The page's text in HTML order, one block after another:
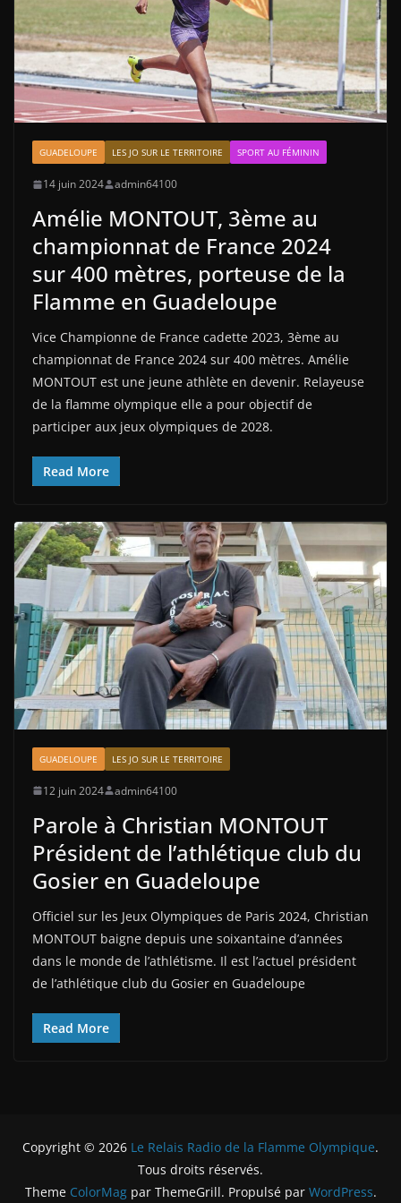
GUADELOUPE LES JO SUR LE TERRITOIRE SPORT AU FÉMININ
14 juin 2024 admin64100
Amélie MONTOUT, 3ème au
championnat de France 2024
sur 400 mètres, porteuse de la
Flamme en Guadeloupe
Vice Championne de France cadette 2023, 3ème au
championnat de France 2024 sur 400 mètres. Amélie
MONTOUT est une jeune athlète en devenir. Relayeuse
de la flamme olympique elle a pour objectif de
participer aux jeux olympiques de 2028.
Read More
GUADELOUPE LES JO SUR LE TERRITOIRE
12 juin 2024 admin64100
Parole à Christian MONTOUT
Président de l’athlétique club du
Gosier en Guadeloupe
Officiel sur les Jeux Olympiques de Paris 2024, Christian
MONTOUT baigne depuis une soixantaine d’années
dans le monde de l’athlétisme. Il est l’actuel président
de l’athlétique club du Gosier en Guadeloupe
Read More
Copyright © 2026 Le Relais Radio de la Flamme Olympique.
Tous droits réservés.
Theme ColorMagpar ThemeGrill. Propulsé par WordPress.